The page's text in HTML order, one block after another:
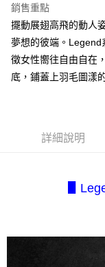
台新國際商業銀行
台灣樂天信用卡公司
相關說明
【大哥付你分期使用說
2.付款方式選擇「大哥
流程，驗證手機門號後
成交易。
3.實際核准額度、可分
【繳款方式說明】
1.分期款項不併入電信
帳／街口支付／iPASS
2.基於同意付款使用「
AFTEE先享後付
相關說明
【關於「AFTEE先享後
AFTEE先享後付是「在
２．訂單成立數日內，
購買商品的店家。未經
※ 交易是否成功請以「
運送方式
7-11取貨付款
付款後7-11取貨
每筆NT$80，滿
銷售重點
擺動展翅高飛的動人
夢想的彼端。Legend
徵女性嚮往自由自在
底，鋪蓋上羽毛圖漾
詳細說明